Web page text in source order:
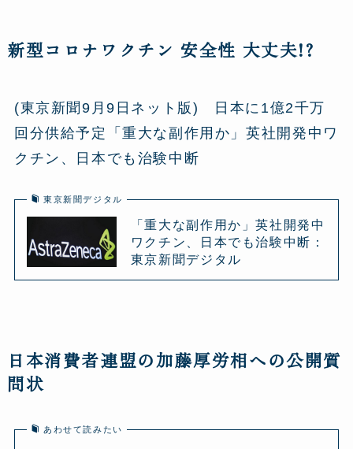
新型コロナワクチン 安全性 大丈夫!?
(東京新聞9月9日ネット版) 日本に1億2千万
回分供給予定「重大な副作用か」英社開発中ワ
クチン、日本でも治験中断
東京新聞デジタル
「重大な副作用か」英社開発中
ワクチン、日本でも治験中断：
東京新聞デジタル
日本消費者連盟の加藤厚労相への公開質
問状
あわせて読みたい